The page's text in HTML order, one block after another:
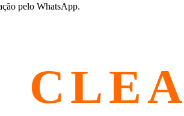
pelo WhatsApp.